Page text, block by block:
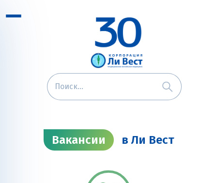
Вакансии в Ли Вест